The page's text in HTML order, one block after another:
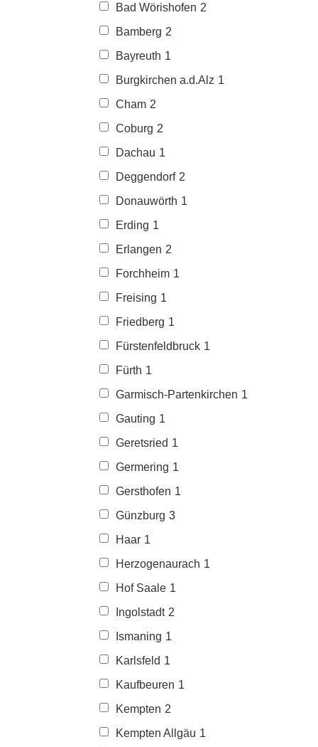
Bad Wörishofen 2
Bamberg 2
Bayreuth 1
Burgkirchen a.d.Alz 1
Cham 2
Coburg 2
Dachau 1
Deggendorf 2
Donauwörth 1
Erding 1
Erlangen 2
Forchheim 1
Freising 1
Friedberg 1
Fürstenfeldbruck 1
Fürth 1
Garmisch-Partenkirchen 1
Gauting 1
Geretsried 1
Germering 1
Gersthofen 1
Günzburg 3
Haar 1
Herzogenaurach 1
Hof Saale 1
Ingolstadt 2
Ismaning 1
Karlsfeld 1
Kaufbeuren 1
Kempten 2
Kempten Allgäu 1